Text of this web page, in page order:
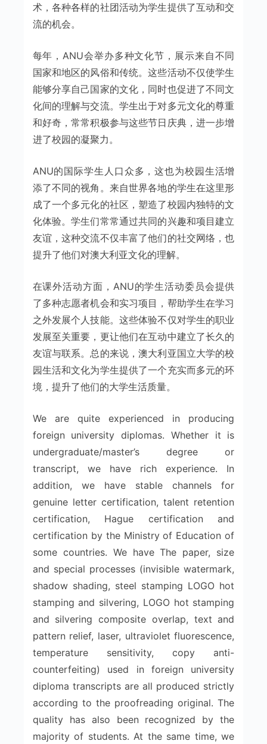
术，各种各样的社团活动为学生提供了互动和交
流的机会。
每年，ANU会举办多种文化节，展示来自不同
国家和地区的风俗和传统。这些活动不仅使学生
能够分享自己国家的文化，同时也促进了不同文
化间的理解与交流。学生出于对多元文化的尊重
和好奇，常常积极参与这些节日庆典，进一步增
进了校园的凝聚力。
ANU的国际学生人口众多，这也为校园生活增
添了不同的视角。来自世界各地的学生在这里形
成了一个多元化的社区，塑造了校园内独特的文
化体验。学生们常常通过共同的兴趣和项目建立
友谊，这种交流不仅丰富了他们的社交网络，也
提升了他们对澳大利亚文化的理解。
在课外活动方面，ANU的学生活动委员会提供
了多种志愿者机会和实习项目，帮助学生在学习
之外发展个人技能。这些体验不仅对学生的职业
发展至关重要，更让他们在互动中建立了长久的
友谊与联系。总的来说，澳大利亚国立大学的校
园生活和文化为学生提供了一个充实而多元的环
境，提升了他们的大学生活质量。
We are quite experienced in producing
foreign university diplomas. Whether it is
undergraduate/master’s degree or
transcript, we have rich experience. In
addition, we have stable channels for
genuine letter certification, talent retention
certification, Hague certification and
certification by the Ministry of Education of
some countries. We have The paper, size
and special processes (invisible watermark,
shadow shading, steel stamping LOGO hot
stamping and silvering, LOGO hot stamping
and silvering composite overlap, text and
pattern relief, laser, ultraviolet fluorescence,
temperature sensitivity, copy anti-
counterfeiting) used in foreign university
diploma transcripts are all produced strictly
according to the proofreading original. The
quality has also been recognized by the
majority of students. At the same time, we